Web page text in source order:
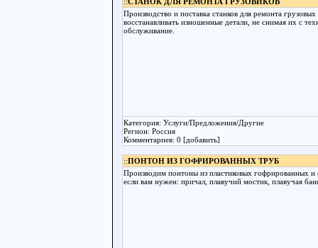
Производство и поставка станков для ремонта
восстанавливать изношенные детали, не снимая их с
обслуживание.
Категория: Услуги/Предложения/Другие
Регион: Россия
Комментариев: 0 [добавить]
::ПОНТОН ИЗ ГОФРИРОВАННЫХ ТРУБ
Производим понтоны из пластиковых гофрированных
если вам нужен: причал, плавучий мостик, плавучая